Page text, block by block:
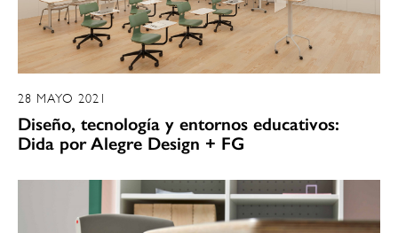
28 MAYO 2021
Diseño, tecnología y entornos educativos:
Dida por Alegre Design + FG